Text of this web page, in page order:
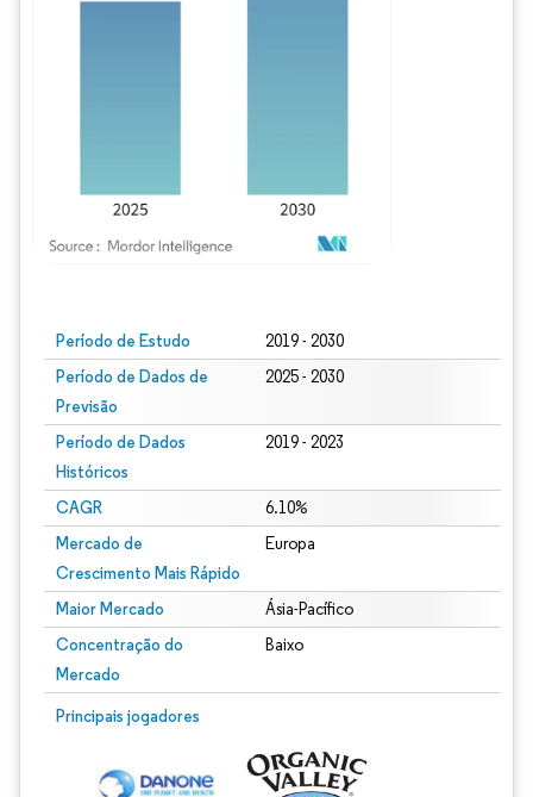
Período de Estudo 2019 - 2030
Período de Dados de
Previsão
2025 - 2030
Período de Dados
Históricos
2019 - 2023
CAGR 6.10%
Mercado de
Crescimento Mais Rápido
Europa
Maior Mercado Ásia-Pacífico
Concentração do
Mercado
Baixo
Principais jogadores